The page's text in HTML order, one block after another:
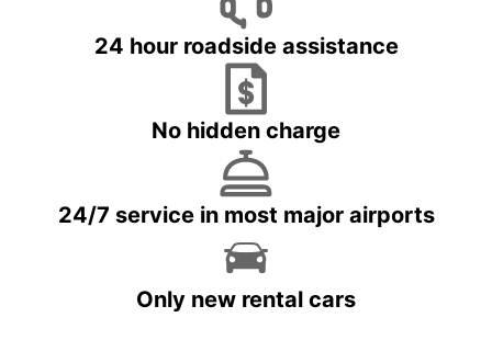
24 hour roadside assistance
No hidden charge
24/7 service in most major airports
Only new rental cars